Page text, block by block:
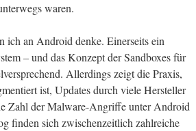
waren.
ich an Android denke. Einerseits ein
– und das Konzept der Sandboxes für
Allerdings zeigt die Praxis,
ist, Updates durch viele Hersteller
Zahl der Malware-Angriffe unter Android
finden sich zwischenzeitlich zahlreiche